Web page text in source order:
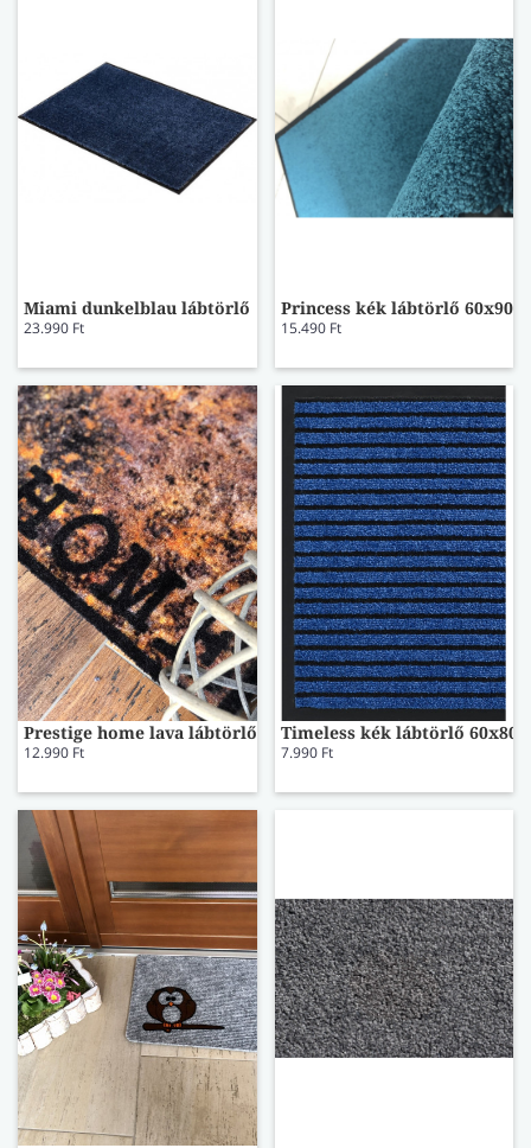
Miami dunkelblau lábtörlő
23.990 Ft
Princess kék lábtörlő 60x90
15.490 Ft
Prestige home lava lábtörlő
12.990 Ft
Timeless kék lábtörlő 60x80
7.990 Ft